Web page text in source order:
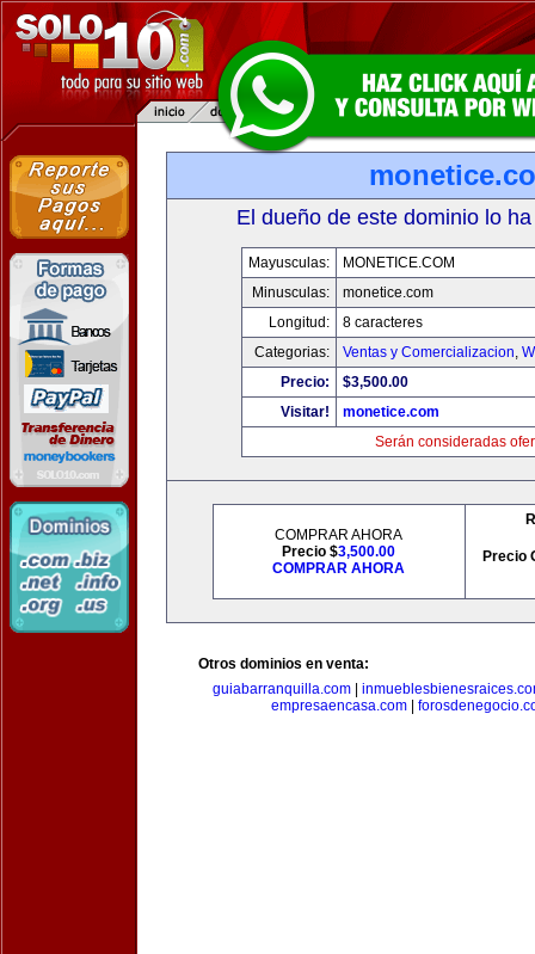
El dueño de este dominio lo
Mayusculas:
MONETICE.COM
Minusculas:
monetice.com
Longitud:
8 caracteres
Categorias:
Ventas y Comercializacion,
Precio:
$3,500.00
Visitar!
monetice.com
Serán consideradas
COMPRAR AHORA
Precio $3,500.00
COMPRAR AHORA
Precio
Otros dominios en venta:
guiabarranquilla.com|
empresaencasa.com|